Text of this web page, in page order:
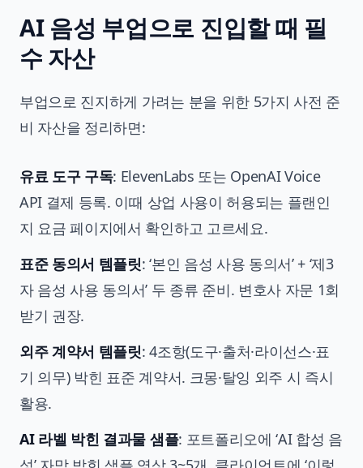
AI 음성 부업으로 진입할 때 필
수 자산
부업으로 진지하게 가려는 분을 위한 5가지 사전 준
비 자산을 정리하면:
유료 도구 구독: ElevenLabs 또는 OpenAI Voice
API 결제 등록. 이때 상업 사용이 허용되는 플랜인
지 요금 페이지에서 확인하고 고르세요.
표준 동의서 템플릿: ‘본인 음성 사용 동의서’ + ‘제3
자 음성 사용 동의서’ 두 종류 준비. 변호사 자문 1회
받기 권장.
외주 계약서 템플릿: 4조항(도구·출처·라이선스·표
기 의무) 박힌 표준 계약서. 크몽·탈잉 외주 시 즉시
활용.
AI 라벨 박힌 결과물 샘플: 포트폴리오에 ‘AI 합성 음